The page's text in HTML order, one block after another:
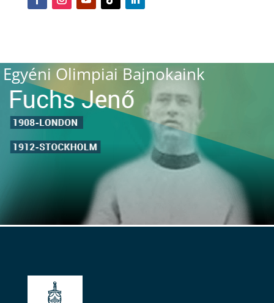
Egyéni Olimpiai Bajnokaink